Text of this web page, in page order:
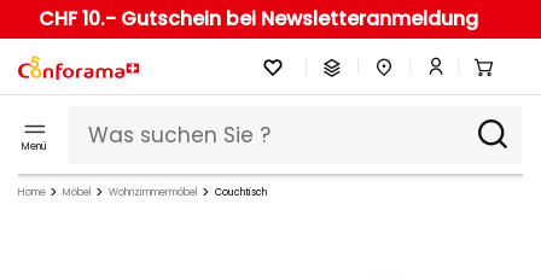
CHF 10.- Gutschein bei Newsletteranmeldung
Menü
Home Möbel Wohnzimmermöbel Couchtisch